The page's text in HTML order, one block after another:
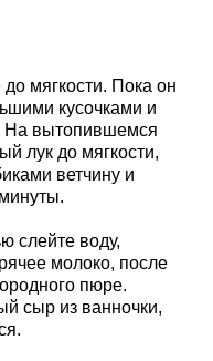
мягкости. Пока он
кусочками и
На вытопившемся
лук до мягкости,
ветчину и
слейте воду,
молоко, после
пюре.
сыр из ванночки,